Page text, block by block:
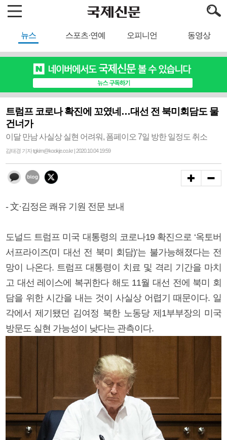
뉴스 스포츠·연예 오피니언 동영상
트럼프 코로나 확진에 꼬였네…대선 전 북미회담도 물
건너가
이달 만남 사실상 실현 어려워, 폼페이오 7일 방한 일정도 취소
김태경 기자 tgkim@kookje.co.kr | 2020.10.04 19:59
- 文·김정은 쾌유 기원 전문 보내
도널드 트럼프 미국 대통령의 코로나19 확진으로 ‘옥토버
서프라이즈(미 대선 전 북미 회담)’는 불가능해졌다는 전
망이 나온다. 트럼프 대통령이 치료 및 격리 기간을 마치
고 대선 레이스에 복귀한다 해도 11월 대선 전에 북미 회
담을 위한 시간을 내는 것이 사실상 어렵기 때문이다. 일
각에서 제기됐던 김여정 북한 노동당 제1부부장의 미국
방문도 실현 가능성이 낮다는 관측이다.